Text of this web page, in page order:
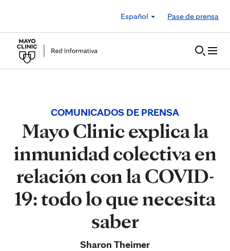
Español
Pase de prensa
COMUNICADOS DE PRENSA
Mayo Clinic explica la
inmunidad colectiva en
relación con la COVID-
19: todo lo que necesita
saber
Sharon Theimer